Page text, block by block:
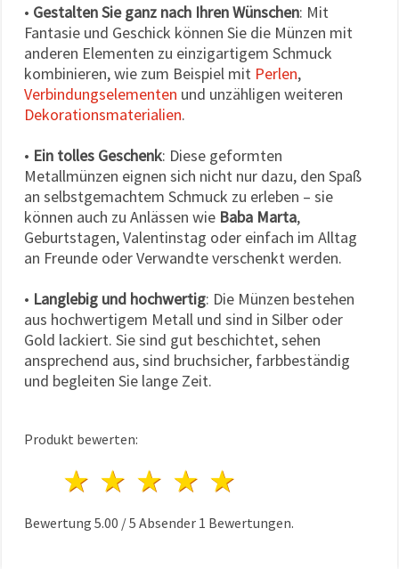
• Gestalten Sie ganz nach Ihren Wünschen: Mit
Fantasie und Geschick können Sie die Münzen mit
anderen Elementen zu einzigartigem Schmuck
kombinieren, wie zum Beispiel mit Perlen,
Verbindungselementen und unzähligen weiteren
Dekorationsmaterialien.
• Ein tolles Geschenk: Diese geformten
Metallmünzen eignen sich nicht nur dazu, den Spaß
an selbstgemachtem Schmuck zu erleben – sie
können auch zu Anlässen wie Baba Marta,
Geburtstagen, Valentinstag oder einfach im Alltag
an Freunde oder Verwandte verschenkt werden.
• Langlebig und hochwertig: Die Münzen bestehen
aus hochwertigem Metall und sind in Silber oder
Gold lackiert. Sie sind gut beschichtet, sehen
ansprechend aus, sind bruchsicher, farbbeständig
und begleiten Sie lange Zeit.
Produkt bewerten:
4 Sterne
3 Sterne
2 Sterne
1 Stern
Bewertung 5.00 /5 Absender 1 Bewertungen.